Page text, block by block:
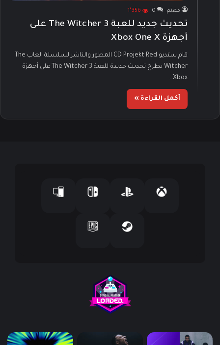
مهتم 0 1٬356
تحديث جديد للعبة The Witcher 3 على
أجهزة Xbox One X
قام ستديو CD Projekt Red المطور والناشر لسلسلة العاب The
Witcher بطرح تحديث جديدة للعبة The Witcher 3 على أجهزة
Xbox…
أكمل القراءة »